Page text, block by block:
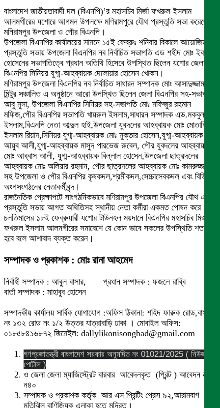
বাংলাদেশ জাতীয়তাবাদী দল (বিএনপি)’র মহাসচিব মির্জা ফখরুল ইসলাম
আলমগীরের যশোরে আগমন উপলক্ষে মণিরামপুরে যৌথ প্রস্তুতি সভা করেছে
মনিরামপুর উপজেলা ও পৌর বিএনপি।
উপজেলা বিএনপির কার্যালয়ের সামনে ১৫ই ফেব্রুঃ শনিবার বিকালে আয়োজিত এ
প্রস্তুতি সভায় উপজেলা বিএনপির নব নির্বাচিত সভাপতি এড শহীদ মোঃ ইকবাল
হোসেনের সভাপতিত্বে প্রধান অতিথি হিসেবে উপস্থিত ছিলেন যশোর জেলা
বিএনপির সিনিয়র যুগ্ম-আহব্বায়ক দেলোয়ার হোসেন খোকন।
মণিরামপুর উপজেলা বিএনপির নব নির্বাচিত সাধারন সম্পাদক মোঃ আসাদুজ্জামান
মিন্টুর সঞ্চালিত এ অনুষ্ঠানে আরো উপস্থিত ছিলেন জেলা বিএনপির সহ-সভাপতি
আবু মুসা, উপজেলা বিএনপির সিনিয়র সহ-সভাপতি মোঃ মফিজুর রহমান
মফিজ,পৌর বিএনপির সভাপতি খায়রুল ইসলাম,সাধারন সম্পাদক এড.মকবুল
ইসলাম,বিএনপি নেতা আব্দুল হাই,উপজেলা যুবদলের আহব্বায়ক মোঃ মোতাহিরুল
ইসলাম রিয়াদ,সিনিয়র যুগ্ম-আহব্বায়ক মোঃ মুক্তার হোসেন,যুগ্ম-আহব্বায়ক
আয়ুব আলী,যুগ্ম-আহব্বায়ক মাসুদ পারভেজ রুবেল, পৌর যুবদলের আহব্বায়ক
মোঃ আব্বাস আলী, যুগ্ম-আহব্বায়ক বিল্লাল হোসেন,উপজেলা ছাত্রদলের
আহব্বায়ক মোঃ অলিয়ার রহমান, পৌর ছাত্রদলের আহব্বায়ক মোঃ কামরুজ্জামান
সহ উপজেলা ও পৌর বিএনপির কৃষকদল,শ্রমীকদল,সেচ্চাসেবকদল এবং বিভিন্ন
অংগসংগঠনের নেতাকর্মীবৃন্দ।
রাজনৈতিক প্রেক্ষাপটে সাংগঠনিকভাবে মণিরামপুর উপজেলা বিএনপির যৌথ এ
প্রস্তুতি সভায় আগত অথিতিসহ স্থানীয় নেতা কর্মীরা একমত পোষন করে
চলতিমাসের ১৮ই ফেব্রুয়ারী যশোর টাউনহল ময়দানে বিএনপির মহাসচিব মির্জা
ফখরুল ইসলাম আলমগীরের সমাবেশে যে কোন ভাবে সকলের উপস্থিতি শতভাগ
হবে বলে আশাবাদ ব্যক্ত করেন।
সম্পাদক ও প্রকাশক : মোঃ রানা আহমেদ
নির্বাহী সম্পাদক : আবুল বাসার, প্রধান সম্পাদক : ফজলে রাব্বি
বার্তা সম্পাদক : মাহাবুব হোসেন
সম্পাদকীয় কার্যালয় সার্বিক যোগাযোগ :অফিস ঠিকানা: শহিদ ফারুক রোড,বাসা
নং ১৩২ রোড নং ১/২ উত্তর যাত্রাবাড়ি ঢাকা । মোবাইল অফিস:
০১৮৫৮৪১৬৮৭২ জিমেইল: dallylikonisongbad@gmail.com
গণপ্রজাতন্ত্রী বাংলাদেশ সরকার অনুমদিত নং 01021/2025 ( নিউজ
পোর্টাল )
ও জেলা জেলা ম্যাজিস্ট্রেট বারবার আবেদনকৃত (প্রিন্ট ) আবেদন নং
ন৪০
সম্পাদক ও প্রকাশক কর্তৃক আর এস প্রিন্টিং প্রেস ৯২,আরামবাগ
মতিঝিল বাণিজ্যিক এলাকা হতে মুদ্রিত।